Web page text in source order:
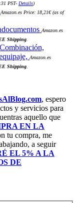
PST- Details)
Amazon.es Price: 18,21€(as of
Amazon.es
Shipping
Amazon.es
Shipping
, espero
y servicios para
aquello que
EN LA
tu compra, me
a seguir
EL 5% A LA
DE